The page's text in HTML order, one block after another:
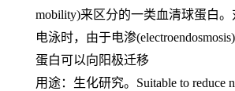
mobility)来区分的一类血清球蛋白
电泳时，由于电渗
蛋白可以向阳极迁移
用途：生化研究。 Suitable to reduce